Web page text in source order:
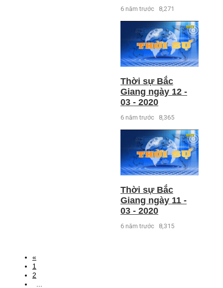
6 năm trước 8,271
Thời sự Bắc
Giang ngày 12 -
03 - 2020
6 năm trước 8,365
Thời sự Bắc
Giang ngày 11 -
03 - 2020
6 năm trước 8,315
«
1
2